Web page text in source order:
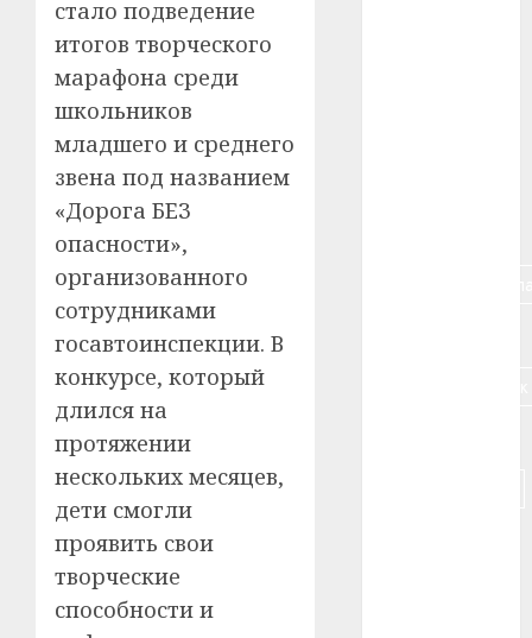
стало подведение
итогов творческого
марафона среди
школьников
младшего и среднего
звена под названием
«Дорога БЕЗ
опасности»,
организованного
сотрудниками
госавтоинспекции. В
конкурсе, который
длился на
протяжении
нескольких месяцев,
дети смогли
проявить свои
творческие
способности и